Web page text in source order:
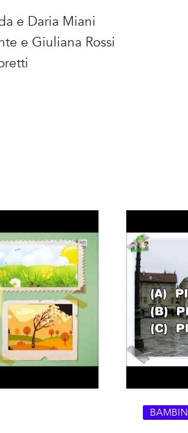
e Daria Miani
e Giuliana Rossi